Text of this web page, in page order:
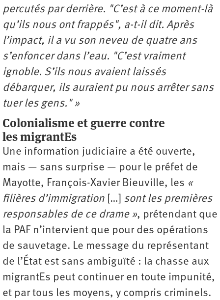
percutés par derrière. "C’est à ce moment-là
qu’ils nous ont frappés", a-t-il dit. Après
l’impact, il a vu son neveu de quatre ans
s’enfoncer dans l’eau. "C’est vraiment
ignoble. S’ils nous avaient laissés
débarquer, ils auraient pu nous arrêter sans
tuer les gens." »
Colonialisme et guerre contre
les migrantEs
Une information judiciaire a été ouverte,
mais — sans surprise — pour le préfet de
Mayotte, François-Xavier Bieuville, les «
filières d’immigration […] sont les premières
responsables de ce drame », prétendant que
la PAF n’intervient que pour des opérations
de sauvetage. Le message du représentant
de l’État est sans ambiguïté : la chasse aux
migrantEs peut continuer en toute impunité,
et par tous les moyens, y compris criminels.